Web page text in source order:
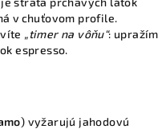
v chuťovom profile.
„timer na vôňu“: upražím
espresso.
) vyžarujú jahodovú